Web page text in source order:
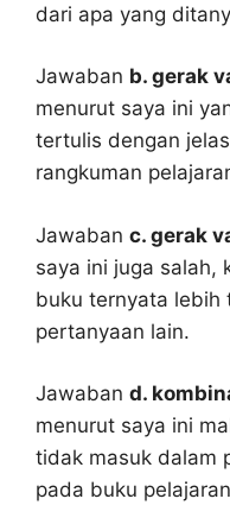
dari apa yang
Jawaban b. gerak
menurut saya ini
tertulis dengan
rangkuman
Jawaban c. gerak
saya ini juga salah,
buku ternyata lebih
pertanyaan lain.
Jawaban d.
menurut saya ini
tidak masuk dalam
pada buku